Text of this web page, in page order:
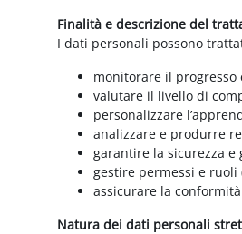
Finalità e descrizione del
I dati personali possono
monitorare il progresso
valutare il livello di
personalizzare
analizzare e produrre
garantire la sicurezza e
gestire permessi e
assicurare la
Natura dei dati personali